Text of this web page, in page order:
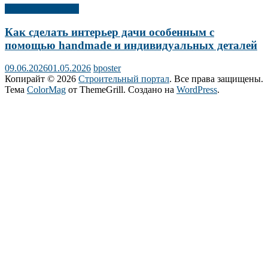
Как сделать интерьер дачи особенным с
помощью handmade и индивидуальных деталей
09.06.202601.05.2026 bposter
Копирайт © 2026 Строительный портал. Все права защищены.
Тема ColorMag от ThemeGrill. Создано на WordPress.